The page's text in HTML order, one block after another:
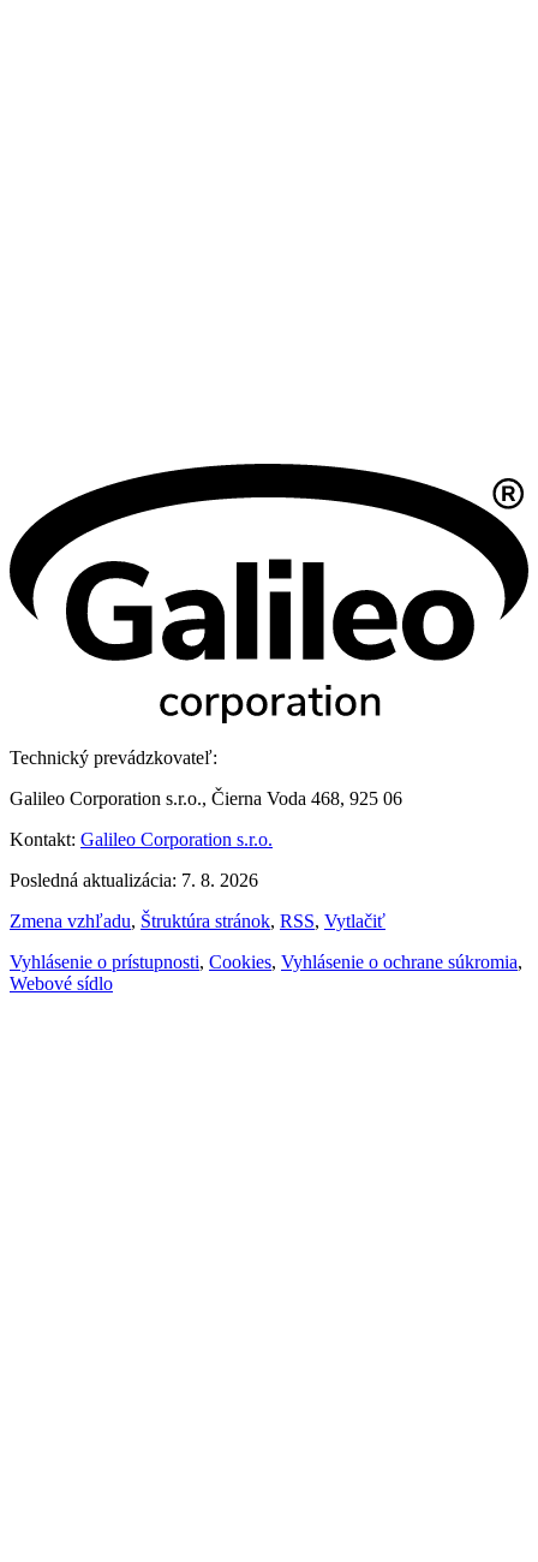
Technický prevádzkovateľ:
Galileo Corporation s.r.o., Čierna Voda 468, 925 06
Kontakt: Galileo Corporation s.r.o.
Posledná aktualizácia: 7. 8. 2026
Zmena vzhľadu, Štruktúra stránok, RSS, Vytlačiť
Vyhlásenie o prístupnosti, Cookies, Vyhlásenie o ochrane súkromia,
Webové sídlo